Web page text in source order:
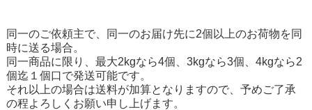
同一のご依頼主で、同一のお届け先に2個以上のお荷物を同
時に送る場合。
同一商品に限り、最大2kgなら4個、3kgなら3個、4kgなら2
個迄１個口で発送可能です。
それ以上の場合は送料が加算となりますので、予めご了承
の程よろしくお願い申し上げます。